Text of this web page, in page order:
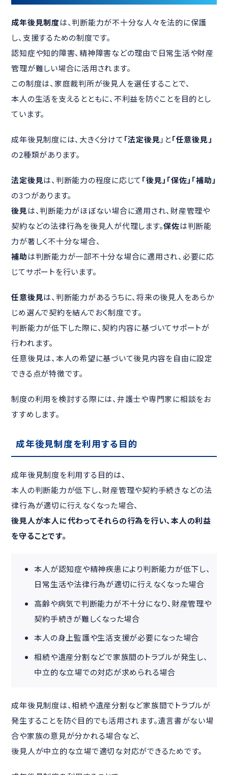
成年後見制度は、判断能力が不十分な人々を法的に保護
し、支援するための制度です。
認知症や知的障害、精神障害などの理由で日常生活や財産
管理が難しい場合に活用されます。
この制度は、家庭裁判所が後見人を選任することで、
本人の生活を支えるとともに、不利益を防ぐことを目的とし
ています。
成年後見制度には、大きく分けて「法定後見」と「任意後見」
の2種類があります。
法定後見は、判断能力の程度に応じて「後見」「保佐」「補助」
の3つがあります。
後見は、判断能力がほぼない場合に適用され、財産管理や
契約などの法律行為を後見人が代理します。保佐は判断能
力が著しく不十分な場合、
補助は判断能力が一部不十分な場合に適用され、必要に応
じてサポートを行います。
任意後見は、判断能力があるうちに、将来の後見人をあらか
じめ選んで契約を結んでおく制度です。
判断能力が低下した際に、契約内容に基づいてサポートが
行われます。
任意後見は、本人の希望に基づいて後見内容を自由に設定
できる点が特徴です。
制度の利用を検討する際には、弁護士や専門家に相談をお
すすめします。
成年後見制度を利用する目的
成年後見制度を利用する目的は、
本人の判断能力が低下し、財産管理や契約手続きなどの法
律行為が適切に行えなくなった場合、
後見人が本人に代わってそれらの行為を行い、本人の利益
を守ることです。
本人が認知症や精神疾患により判断能力が低下し、
日常生活や法律行為が適切に行えなくなった場合
高齢や病気で判断能力が不十分になり、財産管理や
契約手続きが難しくなった場合
本人の身上監護や生活支援が必要になった場合
相続や遺産分割などで家族間のトラブルが発生し、
中立的な立場での対応が求められる場合
成年後見制度は、相続や遺産分割など家族間でトラブルが
発生することを防ぐ目的でも活用されます。遺言書がない場
合や家族の意見が分かれる場合など、
後見人が中立的な立場で適切な対応ができるためです。